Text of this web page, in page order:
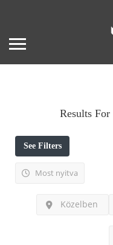
Results For
See Filters
Most nyitva
Közelben